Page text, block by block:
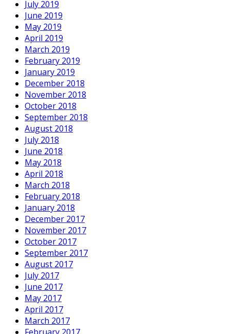
July 2019
June 2019
May 2019
April 2019
March 2019
February 2019
January 2019
December 2018
November 2018
October 2018
September 2018
August 2018
July 2018
June 2018
May 2018
April 2018
March 2018
February 2018
January 2018
December 2017
November 2017
October 2017
September 2017
August 2017
July 2017
June 2017
May 2017
April 2017
March 2017